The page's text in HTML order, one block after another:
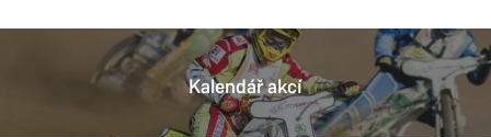
Kalendář akcí